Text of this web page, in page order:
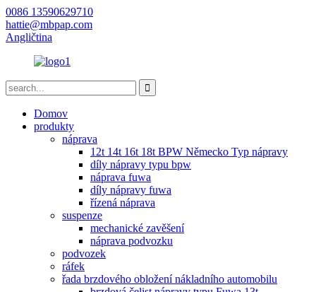
0086 13590629710
hattie@mbpap.com
Angličtina
Domov
produkty
náprava
12t 14t 16t 18t BPW Německo Typ nápravy
díly nápravy typu bpw
náprava fuwa
díly nápravy fuwa
řízená náprava
suspenze
mechanické zavěšení
náprava podvozku
podvozek
ráfek
řada brzdového obložení nákladního automobilu